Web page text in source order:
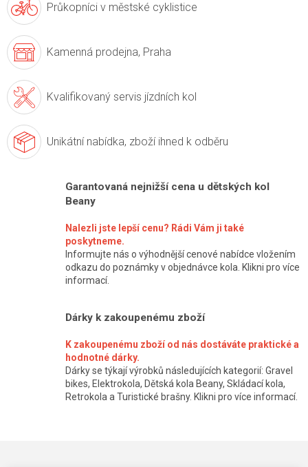
Průkopníci v městské cyklistice
Kamenná prodejna, Praha
Kvalifikovaný servis jízdních kol
Unikátní nabídka, zboží ihned k odběru
Garantovaná nejnižší cena u dětských kol
Beany
Nalezli jste lepší cenu? Rádi Vám ji také
poskytneme.
Informujte nás o výhodnější cenové nabídce vložením
odkazu do poznámky v objednávce kola. Klikni pro více
informací.
Dárky k zakoupenému zboží
K zakoupenému zboží od nás dostáváte praktické a
hodnotné dárky.
Dárky se týkají výrobků následujících kategorií: Gravel
bikes, Elektrokola, Dětská kola Beany, Skládací kola,
Retrokola a Turistické brašny. Klikni pro více informací.